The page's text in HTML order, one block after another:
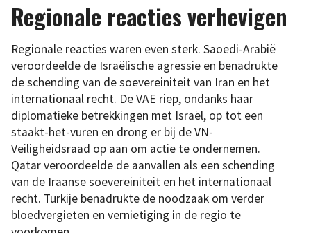
Regionale reacties verhevigen
Regionale reacties waren even sterk. Saoedi-Arabië
veroordeelde de Israëlische agressie en benadrukte
de schending van de soevereiniteit van Iran en het
internationaal recht. De VAE riep, ondanks haar
diplomatieke betrekkingen met Israël, op tot een
staakt-het-vuren en drong er bij de VN-
Veiligheidsraad op aan om actie te ondernemen.
Qatar veroordeelde de aanvallen als een schending
van de Iraanse soevereiniteit en het internationaal
recht. Turkije benadrukte de noodzaak om verder
bloedvergieten en vernietiging in de regio te